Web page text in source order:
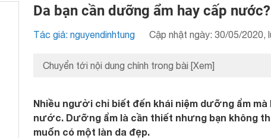
Da bạn cần dưỡng ẩm hay cấp nước?
Tác giả: nguyendinhtung Cập nhật ngày: 30/05/2020,
Chuyển tới nội dung chính trong bài [Xem]
Nhiều người chỉ biết đến khái niệm dưỡng ẩm mà
nước. Dưỡng ẩm là cần thiết nhưng bạn không
muốn có một làn da đẹp.